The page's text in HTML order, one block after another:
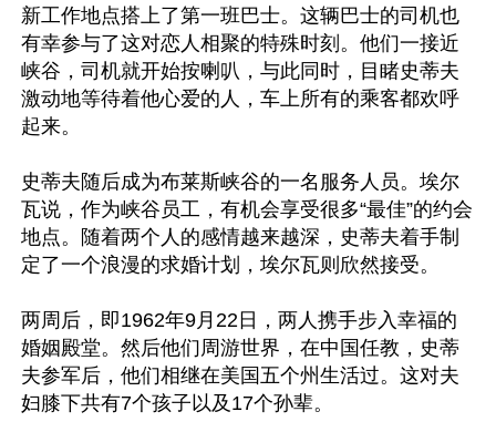
新工作地点搭上了第一班巴士。这辆巴士的司机也
有幸参与了这对恋人相聚的特殊时刻。他们一接近
峡谷，司机就开始按喇叭，与此同时，目睹史蒂夫
激动地等待着他心爱的人，车上所有的乘客都欢呼
起来。
史蒂夫随后成为布莱斯峡谷的一名服务人员。埃尔
瓦说，作为峡谷员工，有机会享受很多“最佳”的约会
地点。随着两个人的感情越来越深，史蒂夫着手制
定了一个浪漫的求婚计划，埃尔瓦则欣然接受。
两周后，即1962年9月22日，两人携手步入幸福的
婚姻殿堂。然后他们周游世界，在中国任教，史蒂
夫参军后，他们相继在美国五个州生活过。这对夫
妇膝下共有7个孩子以及17个孙辈。